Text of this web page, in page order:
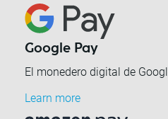
Google Pay
El monedero digital de
Learn more